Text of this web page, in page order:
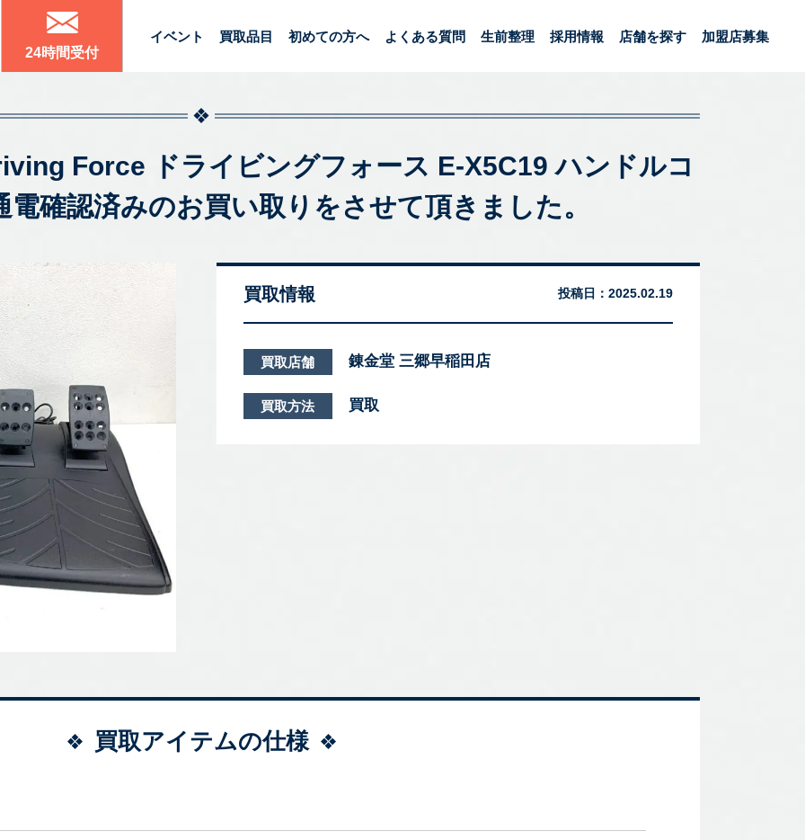
24時間受付
イベント 買取品目 初めての方へ よくある質問 生前整理 採用情報 店舗を探す 加盟店募集
Force ドライビングフォース E-X5C19 ハンドルコ
確認済みのお買い取りをさせて頂きました。
買取情報 投稿日： 2025.02.19
買取店舗 錬金堂 三郷早稲田店
買取方法 買取
買取アイテムの仕様